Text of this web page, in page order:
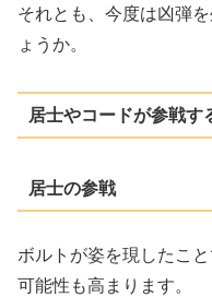
それとも、今度は凶弾
ょうか。
居士やコードが参戦す
居士の参戦
ボルトが姿を現したこ
可能性も高まります。